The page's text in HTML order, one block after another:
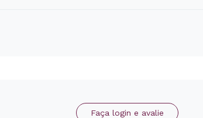
Faça login e avalie